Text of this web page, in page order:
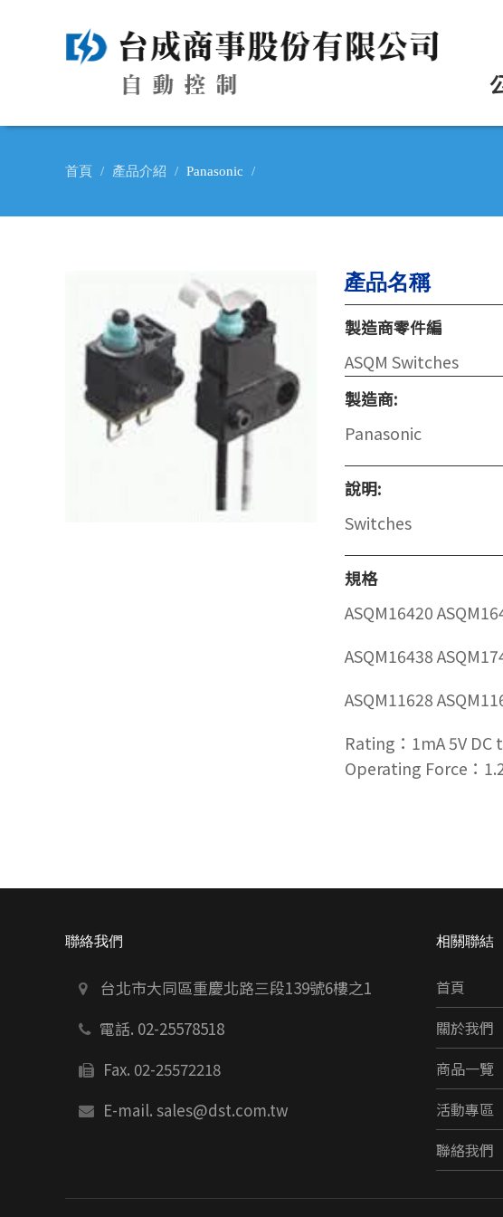
首頁 產品介紹 Panasonic
產品名稱
製造商零件編
ASQM Switches
製造商:
Panasonic
說明:
Switches
規格
ASQM16420
ASQM16438
ASQM11628
Rating：1mA 5V DC
Operating Force：
聯絡我們
台北市大同區重慶北路三段139號6樓之1
電話. 02-25578518
Fax. 02-25572218
E-mail. sales@dst.com.tw
相關聯結
首頁
關於我們
商品一覽
活動專區
聯絡我們